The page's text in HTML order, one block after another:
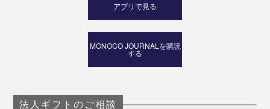
母の日や敬老の日、誕生日、クリスマスなど、相手の心
アプリで見る
MONOCO JOURNALを購読
する
法人ギフトのご相談